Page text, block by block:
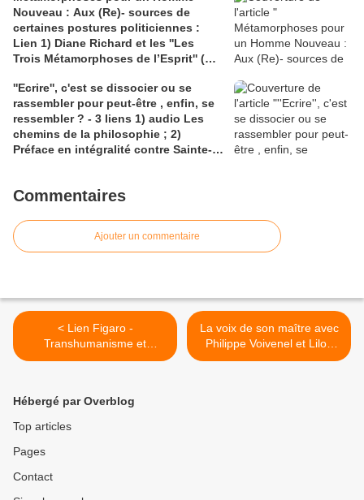
Louise ''chevalier''; 4) Christine
Planté; 5) Amable Tastu
Nouveau : Aux (Re)- sources de
certaines postures politiciennes :
Lien 1) Diane Richard et les ''Les
Trois Métamorphoses de l’Esprit'' (
''la valeur de la métamorphose''
(Nietzsche, Pic de la Mirandole et
Montaigne)
''Ecrire'', c'est se dissocier ou se
rassembler pour peut-être , enfin, se
ressembler ? - 3 liens 1) audio Les
chemins de la philosophie ; 2)
Préface en intégralité contre Sainte-
Sainte-Beuve
Commentaires
Ajouter un commentaire
< Lien Figaro -
Transhumanisme et
eugénisme compassionnel -
La voix de son maître avec
Philippe Voivenel et Lilou
Bistocchi, à la maison de
Hébergé par Overblog
Top articles
Pages
Contact